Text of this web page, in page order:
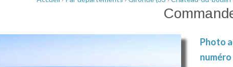
Photo
numéro